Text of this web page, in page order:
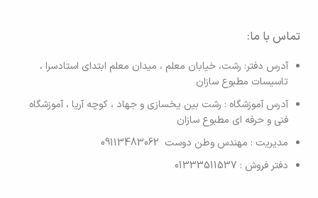
تماس با ما:
آدرس دفتر: رشت، خیابان معلم ، میدان معلم ابتدای استادسرا ،
تاسیسات مطبوع سازان
آدرس آموزشگاه : رشت بین یخسازی و جهاد ، کوچه آریا ، آموزشگاه
فنی و حرفه ای مطبوع سازان
مدیریت : مهندس وطن دوست 09113483062
دفتر فروش : 01333511537